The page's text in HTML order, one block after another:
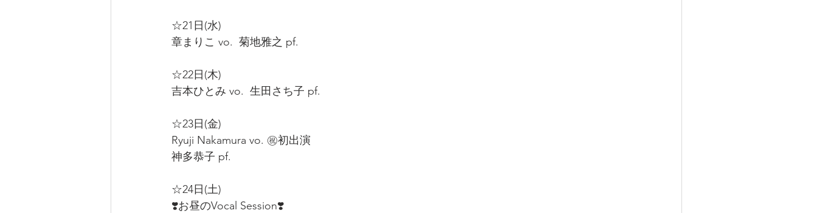
☆21日(水)
章まりこ vo.  菊地雅之 pf.
☆22日(木)
吉本ひとみ vo.  生田さち子 pf.
☆23日(金)
Ryuji Nakamura vo. ㊗️初出演
神多恭子 pf.
☆24日(土)
❣️お昼のVocal Session❣️